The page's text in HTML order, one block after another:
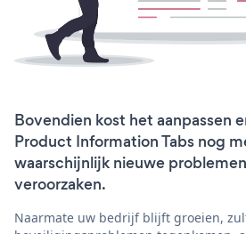
Bovendien kost het aanpassen
Product Information Tabs nog
waarschijnlijk nieuwe
veroorzaken.
Naarmate uw bedrijf blijft groeien,